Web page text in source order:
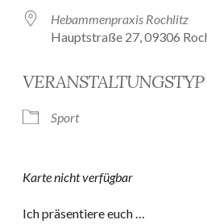
Hebammenpraxis Rochlitz
Hauptstraße 27, 09306
VERANSTALTUNGSTYP
Sport
Karte nicht verfügbar
Ich präsentiere euch …